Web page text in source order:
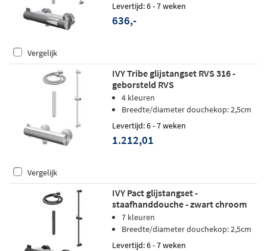
Levertijd: 6 - 7 weken
636,-
Vergelijk
IVY Tribe glijstangset RVS 316 -
geborsteld RVS
4 kleuren
Breedte/diameter douchekop: 2,5cm
Levertijd: 6 - 7 weken
1.212,01
Vergelijk
IVY Pact glijstangset -
staafhanddouche - zwart chroom
PVD7 kleuren
Breedte/diameter douchekop: 2,5cm
Levertijd: 6 - 7 weken